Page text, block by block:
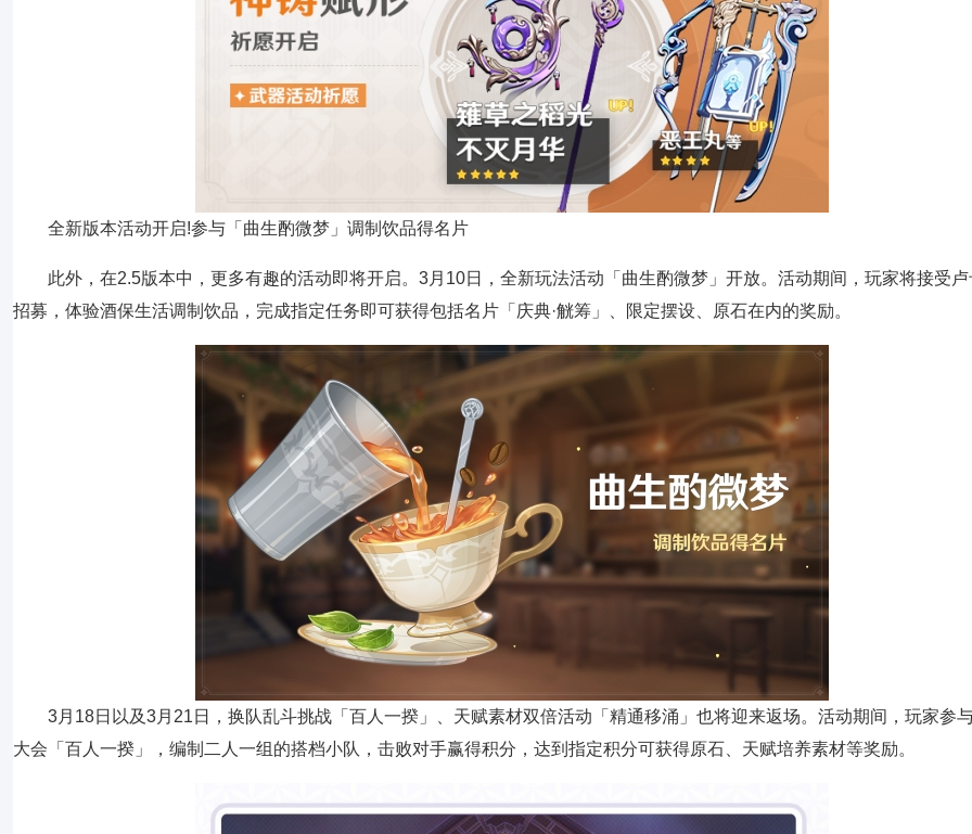
全新版本活动开启!参与「曲生酌微梦」调制饮品得名片
此外，在2.5版本中，更多有趣的活动即将开启。3月10日，全新玩法活动「曲生酌微梦」开放。活动期间，玩家将接受
招募，体验酒保生活调制饮品，完成指定任务即可获得包括名片「庆典·觥筹」、限定摆设、原石在内的奖励。
3月18日以及3月21日，换队乱斗挑战「百人一揆」、天赋素材双倍活动「精通移涌」也将迎来返场。活动期间，玩家参
大会「百人一揆」，编制二人一组的搭档小队，击败对手赢得积分，达到指定积分可获得原石、天赋培养素材等奖励。